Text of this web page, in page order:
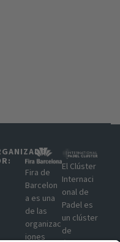
Fira de
Barcelon
a es una
de las
organizac
iones
El Clúster
Internaci
onal de
Padel es
un clúster
de